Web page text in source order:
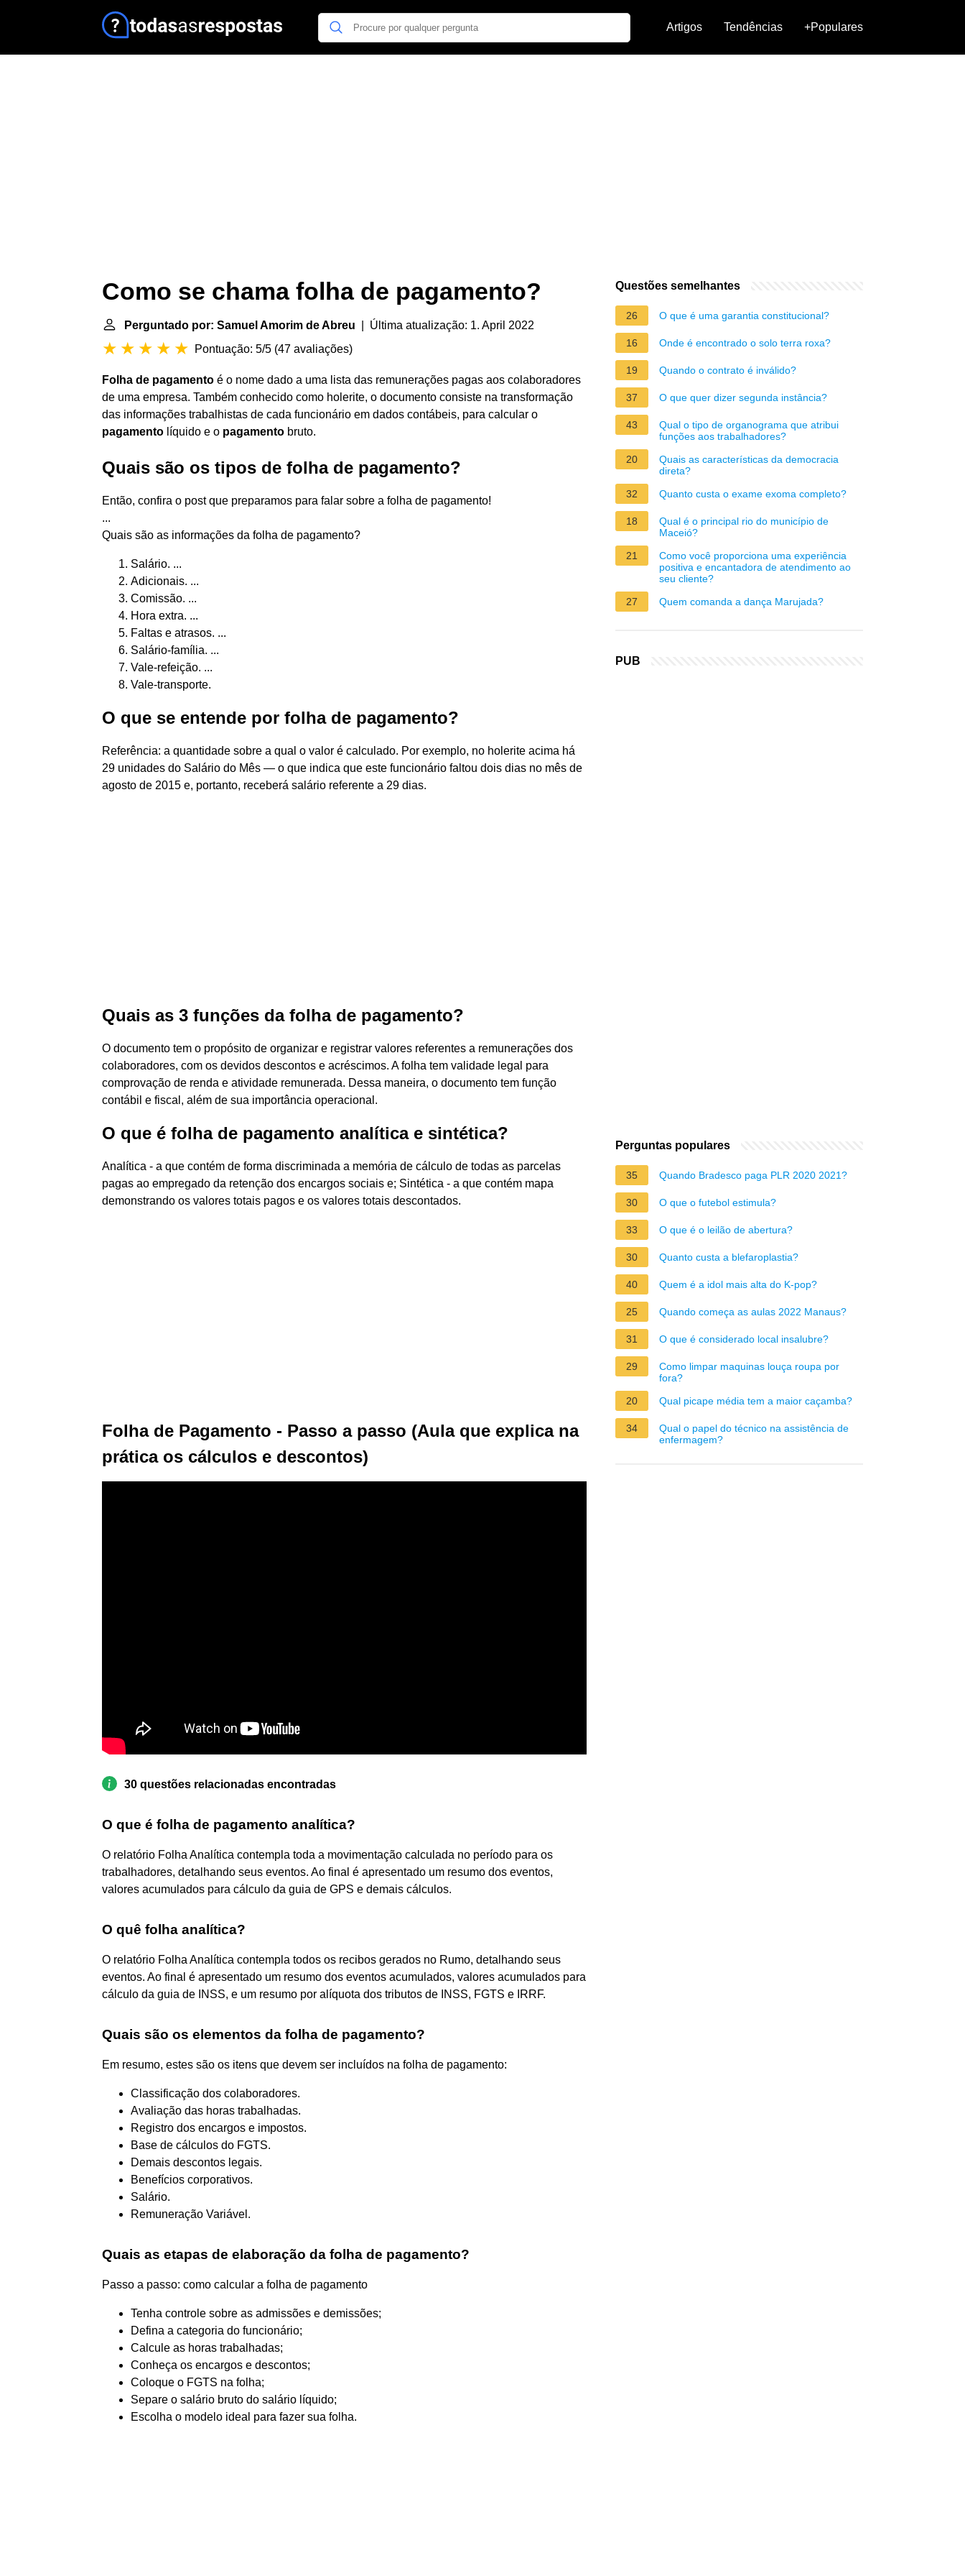
Artigos Tendências +Populares
Como se chama folha de pagamento?
Perguntado por: Samuel Amorim de Abreu | Última atualização: 1. April 2022
Pontuação: 5/5 (47 avaliações)
Folha de pagamento é o nome dado a uma lista das remunerações pagas aos colaboradores
de uma empresa. Também conhecido como holerite, o documento consiste na transformação
das informações trabalhistas de cada funcionário em dados contábeis, para calcular o
pagamento líquido e o pagamento bruto.
Quais são os tipos de folha de pagamento?
Então, confira o post que preparamos para falar sobre a folha de pagamento!
...
Quais são as informações da folha de pagamento?
Salário. ...
Adicionais. ...
Comissão. ...
Hora extra. ...
Faltas e atrasos. ...
Salário-família. ...
Vale-refeição. ...
Vale-transporte.
O que se entende por folha de pagamento?
Referência: a quantidade sobre a qual o valor é calculado. Por exemplo, no holerite acima há
29 unidades do Salário do Mês — o que indica que este funcionário faltou dois dias no mês de
agosto de 2015 e, portanto, receberá salário referente a 29 dias.
Quais as 3 funções da folha de pagamento?
O documento tem o propósito de organizar e registrar valores referentes a remunerações dos
colaboradores, com os devidos descontos e acréscimos. A folha tem validade legal para
comprovação de renda e atividade remunerada. Dessa maneira, o documento tem função
contábil e fiscal, além de sua importância operacional.
O que é folha de pagamento analítica e sintética?
Analítica - a que contém de forma discriminada a memória de cálculo de todas as parcelas
pagas ao empregado da retenção dos encargos sociais e; Sintética - a que contém mapa
demonstrando os valores totais pagos e os valores totais descontados.
Folha de Pagamento - Passo a passo (Aula que explica na
prática os cálculos e descontos)
30 questões relacionadas encontradas
O que é folha de pagamento analítica?
O relatório Folha Analítica contempla toda a movimentação calculada no período para os
trabalhadores, detalhando seus eventos. Ao final é apresentado um resumo dos eventos,
valores acumulados para cálculo da guia de GPS e demais cálculos.
O quê folha analítica?
O relatório Folha Analítica contempla todos os recibos gerados no Rumo, detalhando seus
eventos. Ao final é apresentado um resumo dos eventos acumulados, valores acumulados para
cálculo da guia de INSS, e um resumo por alíquota dos tributos de INSS, FGTS e IRRF.
Quais são os elementos da folha de pagamento?
Em resumo, estes são os itens que devem ser incluídos na folha de pagamento:
Classificação dos colaboradores.
Avaliação das horas trabalhadas.
Registro dos encargos e impostos.
Base de cálculos do FGTS.
Demais descontos legais.
Benefícios corporativos.
Salário.
Remuneração Variável.
Quais as etapas de elaboração da folha de pagamento?
Passo a passo: como calcular a folha de pagamento
Tenha controle sobre as admissões e demissões;
Defina a categoria do funcionário;
Calcule as horas trabalhadas;
Conheça os encargos e descontos;
Coloque o FGTS na folha;
Separe o salário bruto do salário líquido;
Escolha o modelo ideal para fazer sua folha.
Questões semelhantes
26 O que é uma garantia constitucional?
16 Onde é encontrado o solo terra roxa?
19 Quando o contrato é inválido?
37 O que quer dizer segunda instância?
43
Qual o tipo de organograma que atribui
funções aos trabalhadores?
20
Quais as características da democracia
direta?
32
Quanto custa o exame exoma completo?
18
Qual é o principal rio do município de
Maceió?
21
Como você proporciona uma experiência
positiva e encantadora de atendimento ao
seu cliente?
27
Quem comanda a dança Marujada?
PUB
Perguntas populares
35 Quando Bradesco paga PLR 2020 2021?
30 O que o futebol estimula?
33 O que é o leilão de abertura?
30 Quanto custa a blefaroplastia?
40 Quem é a idol mais alta do K-pop?
25 Quando começa as aulas 2022 Manaus?
31 O que é considerado local insalubre?
29
Como limpar maquinas louça roupa por
fora?
20
Qual picape média tem a maior caçamba?
34
Qual o papel do técnico na assistência de
enfermagem?